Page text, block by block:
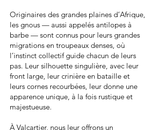
Originaires des grandes plaines d’Afrique,
les gnous — aussi appelés antilopes à
barbe — sont connus pour leurs grandes
migrations en troupeaux denses, où
l’instinct collectif guide chacun de leurs
pas. Leur silhouette singulière, avec leur
front large, leur crinière en bataille et
leurs cornes recourbées, leur donne une
apparence unique, à la fois rustique et
majestueuse.
À Valcartier, nous leur offrons un